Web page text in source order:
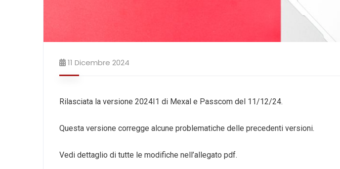
11 Dicembre 2024
Rilasciata la versione 2024I1 di Mexal e Passcom del 11/12/24.
Questa versione corregge alcune problematiche delle precedenti versioni.
Vedi dettaglio di tutte le modifiche nell’allegato pdf.